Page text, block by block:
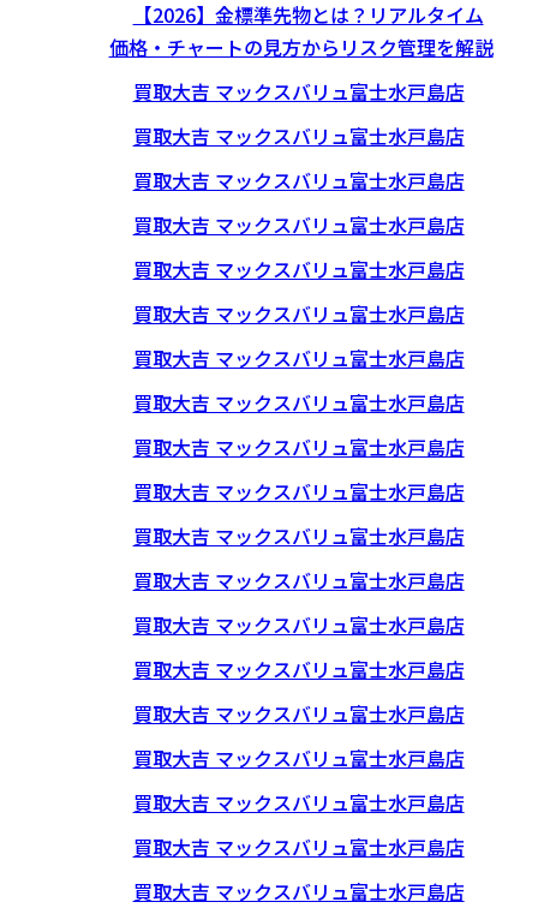
【2026】金標準先物とは？リアルタイム
価格・チャートの見方からリスク管理を解説
買取大吉 マックスバリュ富士水戸島店
買取大吉 マックスバリュ富士水戸島店
買取大吉 マックスバリュ富士水戸島店
買取大吉 マックスバリュ富士水戸島店
買取大吉 マックスバリュ富士水戸島店
買取大吉 マックスバリュ富士水戸島店
買取大吉 マックスバリュ富士水戸島店
買取大吉 マックスバリュ富士水戸島店
買取大吉 マックスバリュ富士水戸島店
買取大吉 マックスバリュ富士水戸島店
買取大吉 マックスバリュ富士水戸島店
買取大吉 マックスバリュ富士水戸島店
買取大吉 マックスバリュ富士水戸島店
買取大吉 マックスバリュ富士水戸島店
買取大吉 マックスバリュ富士水戸島店
買取大吉 マックスバリュ富士水戸島店
買取大吉 マックスバリュ富士水戸島店
買取大吉 マックスバリュ富士水戸島店
買取大吉 マックスバリュ富士水戸島店